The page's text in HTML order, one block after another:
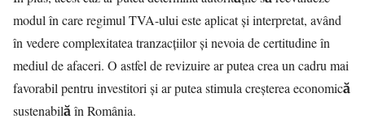
modul în care regimul TVA-ului este aplicat și interpretat, având
în vedere complexitatea tranzacțiilor și nevoia de certitudine în
mediul de afaceri. O astfel de revizuire ar putea crea un cadru mai
favorabil pentru investitori și ar putea stimula creșterea economică
sustenabilă în România.